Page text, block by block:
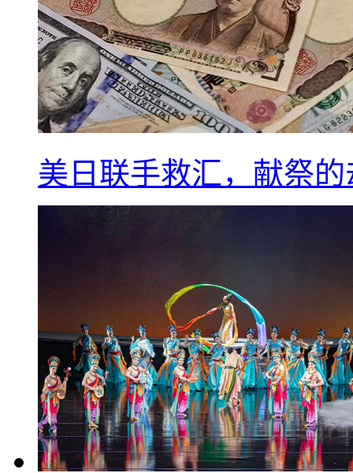
美日联手救汇，献祭